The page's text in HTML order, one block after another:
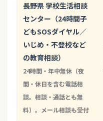
長野県 学校生活相談
センター（24時間子
どもSOSダイヤル／
いじめ・不登校など
の教育相談）
24時間・年中無休（夜
間・休日を含む電話相
談。相談・通話とも無
料）。メール相談も受付